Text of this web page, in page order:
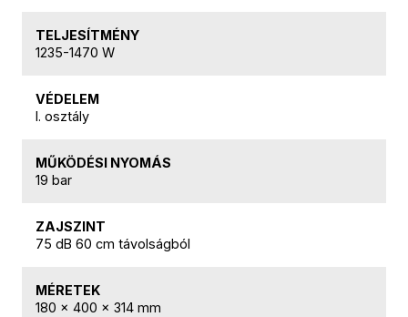
TELJESÍTMÉNY
1235-1470 W
VÉDELEM
I. osztály
MŰKÖDÉSI NYOMÁS
19 bar
ZAJSZINT
75 dB 60 cm távolságból
MÉRETEK
180 x 400 x 314 mm